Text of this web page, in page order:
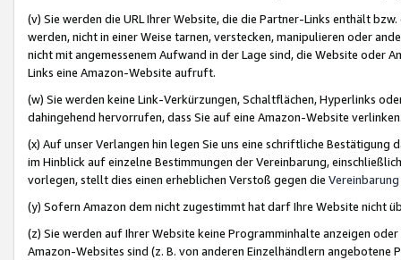
(v) Sie werden die URL Ihrer Website, die die Partner-Links enthält
werden, nicht in einer Weise tarnen, verstecken, manipulieren oder
nicht mit angemessenem Aufwand in der Lage sind, die Website oder
Links eine Amazon-Website aufruft.
(w) Sie werden keine Link-Verkürzungen, Schaltflächen, Hyperlinks
dahingehend hervorrufen, dass Sie auf eine Amazon-Website
(x) Auf unser Verlangen hin legen Sie uns eine schriftliche
im Hinblick auf einzelne Bestimmungen der Vereinbarung,
vorlegen, stellt dies einen erheblichen Verstoß gegen die Vereinbarung
(y) Sofern Amazon dem nicht zugestimmt hat darf Ihre Website nicht
(z) Sie werden auf Ihrer Website keine Programminhalte anzeigen
Amazon-Websites sind (z. B. von anderen Einzelhändlern